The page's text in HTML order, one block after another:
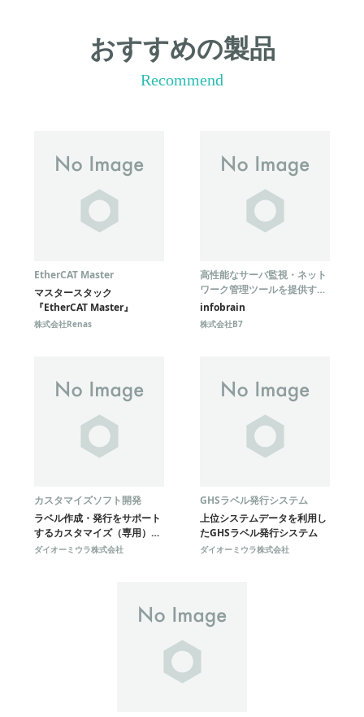
おすすめの製品
Recommend
EtherCAT Master
マスタースタック
『EtherCAT Master』
株式会社Renas
高性能なサーバ監視・ネット
ワーク管理ツールを提供する
株式会社B7の製品
『infobrain』が、GSM/3G
ローミングやTAP3データ管
infobrain
株式会社B7
カスタマイズソフト開発
ラベル作成・発行をサポート
するカスタマイズ（専用）ソ
フト開発
ダイオーミウラ株式会社
GHSラベル発行システム
上位システムデータを利用し
たGHSラベル発行システム
ダイオーミウラ株式会社